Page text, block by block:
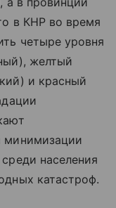
в КНР во время
четыре уровня
желтый
и красный
минимизации
населения
катастроф.